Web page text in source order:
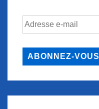
Adresse
ABONNEZ-VOUS